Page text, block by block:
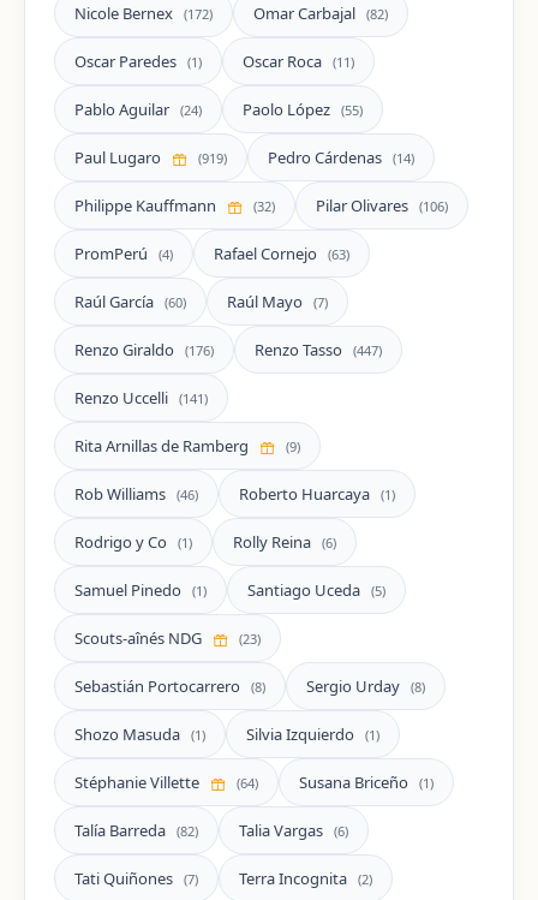
Nicole Bernex (172) Omar Carbajal (82)
Oscar Paredes (1) Oscar Roca (11)
Pablo Aguilar (24) Paolo López (55)
Paul Lugaro (919) Pedro Cárdenas (14)
Philippe Kauffmann (32) Pilar Olivares (106)
PromPerú (4) Rafael Cornejo (63)
Raúl García (60) Raúl Mayo (7)
Renzo Giraldo (176) Renzo Tasso (447)
Renzo Uccelli (141)
Rita Arnillas de Ramberg (9)
Rob Williams (46) Roberto Huarcaya (1)
Rodrigo y Co (1) Rolly Reina (6)
Samuel Pinedo (1) Santiago Uceda (5)
Scouts-aînés NDG (23)
Sebastián Portocarrero (8) Sergio Urday (8)
Shozo Masuda (1) Silvia Izquierdo (1)
Stéphanie Villette (64) Susana Briceño (1)
Talía Barreda (82) Talia Vargas (6)
Tati Quiñones (7) Terra Incognita (2)